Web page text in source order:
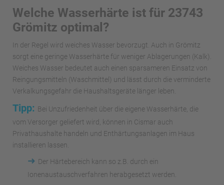
Welche Wasserhärte ist für 23743
Grömitz optimal?
In der Regel wird weiches Wasser bevorzugt. Auch in Grömitz
sorgt eine geringe Wasserhärte für weniger Ablagerungen (Kalk).
Weiches Wasser bedeutet auch einen sparsameren Einsatz von
Reingungsmitteln (Waschmittel) und lässt durch die verminderte
Verkalkungsgefahr die Haushaltsgeräte länger leben.
Tipp: Bei Unzufriedenheit über die eigene Wasserhärte, die
vom Versorger geliefert wird, können in Cismar auch
Privathaushalte handeln und Enthärtungsanlagen im Haus
installieren lassen.
➜ Der Härtebereich kann so z.B. durch ein
Ionenaustauschverfahren herabgesetzt werden.